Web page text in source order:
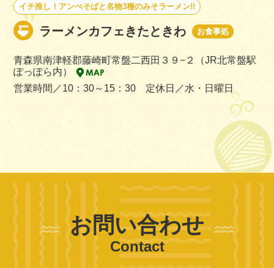
イチ推し！アンぺそばと名物3種のみそラーメン!!
ラーメンカフェきたときわ お食事処
青森県南津軽郡藤崎町常盤二西田３９−２（JR北常盤駅
ぽっぽら内）
営業時間／10：30～15：30 定休日／水・日曜日
お問い合わせ
Contact